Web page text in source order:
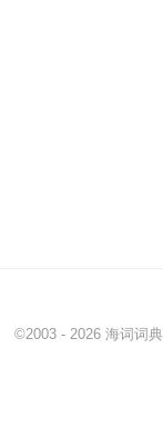
©2003 - 2026 海词词典